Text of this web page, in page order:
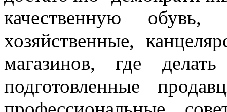
качественную обувь,
хозяйственные,
магазинов, где
подготовленные